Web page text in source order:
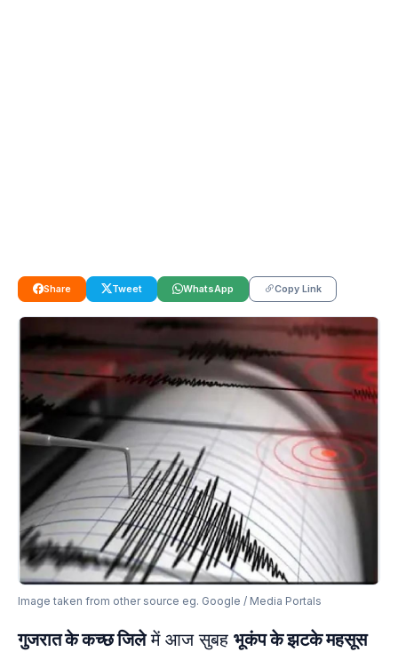
Share Tweet WhatsApp Copy Link
Image taken from other source eg. Google / Media Portals
गुजरात के कच्छ जिलेमें आज सुबह भूकंप के झटके महसूस